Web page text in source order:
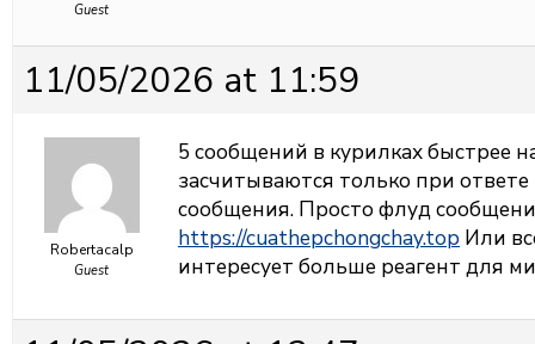
Guest
11/05/2026 at 11:59
Robertacalp
Guest
5 сообщений в курилках быстрее
засчитываются только при
сообщения. Просто флуд
https://cuathepchongchay.top Или
интересует больше реагент для